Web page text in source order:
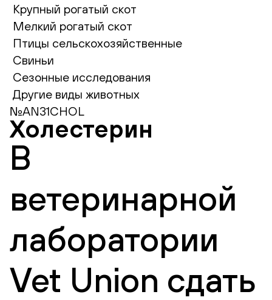
Крупный рогатый скот
Мелкий рогатый скот
Птицы сельскохозяйственные
Свиньи
Сезонные исследования
Другие виды животных
№AN31CHOL
Холестерин
В
ветеринарной
лаборатории
Vet Union сдать